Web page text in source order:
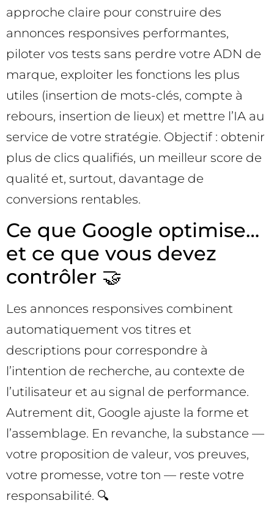
approche claire pour construire des
annonces responsives performantes,
piloter vos tests sans perdre votre ADN de
marque, exploiter les fonctions les plus
utiles (insertion de mots-clés, compte à
rebours, insertion de lieux) et mettre l’IA au
service de votre stratégie. Objectif : obtenir
plus de clics qualifiés, un meilleur score de
qualité et, surtout, davantage de
conversions rentables.
Ce que Google optimise…
et ce que vous devez
contrôler 🤝
Les annonces responsives combinent
automatiquement vos titres et
descriptions pour correspondre à
l’intention de recherche, au contexte de
l’utilisateur et au signal de performance.
Autrement dit, Google ajuste la forme et
l’assemblage. En revanche, la substance —
votre proposition de valeur, vos preuves,
votre promesse, votre ton — reste votre
responsabilité. 🔍